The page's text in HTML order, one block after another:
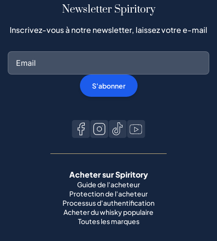
Newsletter Spiritory
Inscrivez-vous à notre newsletter, laissez votre e-mail
S'abonner
Acheter sur Spiritory
Guide de l'acheteur
Protection de l'acheteur
Processus d'authentification
Acheter du whisky populaire
Toutes les marques